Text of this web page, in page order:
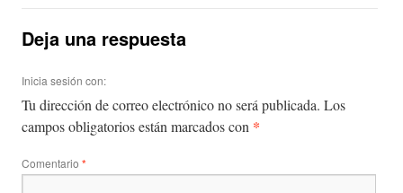
Deja una respuesta
Inicia sesión con:
Tu dirección de correo electrónico no será publicada. Los
campos obligatorios están marcados con *
Comentario *